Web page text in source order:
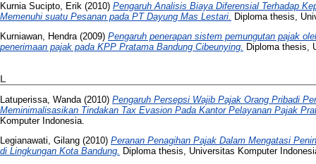
Kurnia Sucipto, Erik (2010) Pengaruh Analisis Biaya Diferensial Terhadap
Memenuhi suatu Pesanan pada PT Dayung Mas Lestari. Diploma thesis,
Kurniawan, Hendra(2009) Pengaruh penerapan sistem pemungutan pajak
penerimaan pajak pada KPP Pratama Bandung Cibeunying. Diploma thesis,
L
Latuperissa, Wanda(2010) Pengaruh Persepsi Wajib Pajak Orang Pribadi
Meminimalisasikan Tindakan Tax Evasion Pada Kantor Pelayanan Pajak
Komputer Indonesia.
Legianawati, Gilang (2010) Peranan Penagihan Pajak Dalam Mengatasi
di Lingkungan Kota Bandung.
Diploma thesis, Universitas Komputer